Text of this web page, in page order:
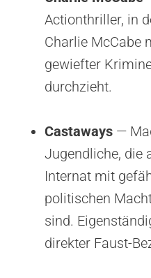
Actionthriller, in
Charlie McCabe
gewiefter
durchzieht.
Castaways —
Jugendliche, die
Internat mit
politischen
sind.
direkter Faust-